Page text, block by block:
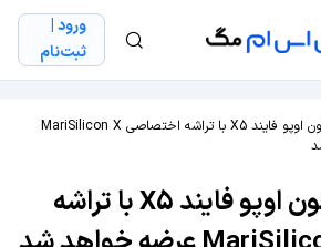
ورود |
ثبت‌نام
نسخه اسنپدراگون اوپو فایند X5 با تراشه اختصاصی MariSilicon X
نسخه اسنپدراگون اوپو فایند X5 با تراشه